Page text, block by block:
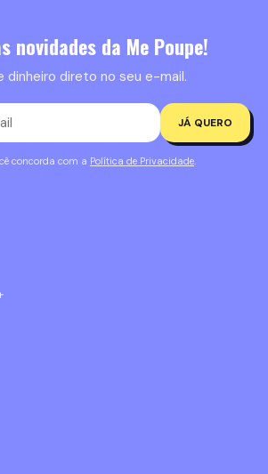
novidades da Me Poupe!
dinheiro direto no seu e-mail.
JÁ QUERO
concorda com a Política de Privacidade.